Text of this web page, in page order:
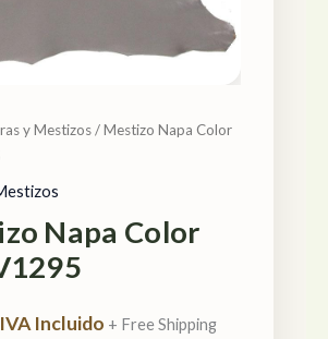
y Mestizos/ Mestizo Napa Color
Napa Color
IVA Incluido + Free Shipping